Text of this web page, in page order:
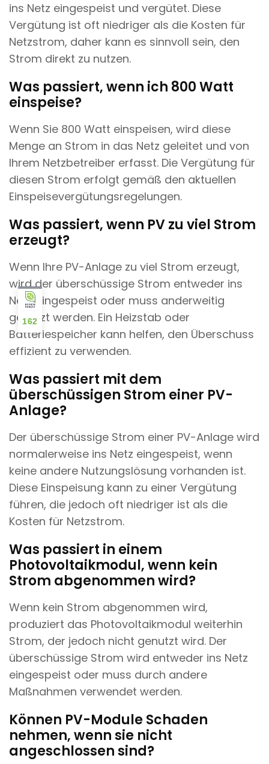
ins Netz eingespeist und vergütet. Diese
Vergütung ist oft niedriger als die Kosten für
Netzstrom, daher kann es sinnvoll sein, den
Strom direkt zu nutzen.
Was passiert, wenn ich 800 Watt
einspeise?
Wenn Sie 800 Watt einspeisen, wird diese
Menge an Strom in das Netz geleitet und von
Ihrem Netzbetreiber erfasst. Die Vergütung für
diesen Strom erfolgt gemäß den aktuellen
Einspeisevergütungsregelungen.
Was passiert, wenn PV zu viel Strom
erzeugt?
Wenn Ihre PV-Anlage zu viel Strom erzeugt,
wird der überschüssige Strom entweder ins
Netz eingespeist oder muss anderweitig
genutzt werden. Ein Heizstab oder
Batteriespeicher kann helfen, den Überschuss
effizient zu verwenden.
Was passiert mit dem
überschüssigen Strom einer PV-
Anlage?
Der überschüssige Strom einer PV-Anlage wird
normalerweise ins Netz eingespeist, wenn
keine andere Nutzungslösung vorhanden ist.
Diese Einspeisung kann zu einer Vergütung
führen, die jedoch oft niedriger ist als die
Kosten für Netzstrom.
Was passiert in einem
Photovoltaikmodul, wenn kein
Strom abgenommen wird?
Wenn kein Strom abgenommen wird,
produziert das Photovoltaikmodul weiterhin
Strom, der jedoch nicht genutzt wird. Der
überschüssige Strom wird entweder ins Netz
eingespeist oder muss durch andere
Maßnahmen verwendet werden.
Können PV-Module Schaden
nehmen, wenn sie nicht
angeschlossen sind?
162